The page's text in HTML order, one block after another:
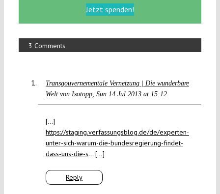
Jetzt spenden!
3 Comments
Transgouvernementale Vernetzung | Die wunderbare
Welt von Isotopp Sun 14 Jul 2013 at 15:12
Reply
[…]
https://staging.verfassungsblog.de/de/experten-
unter-sich-warum-die-bundesregierung-findet-
dass-uns-die-s… […]